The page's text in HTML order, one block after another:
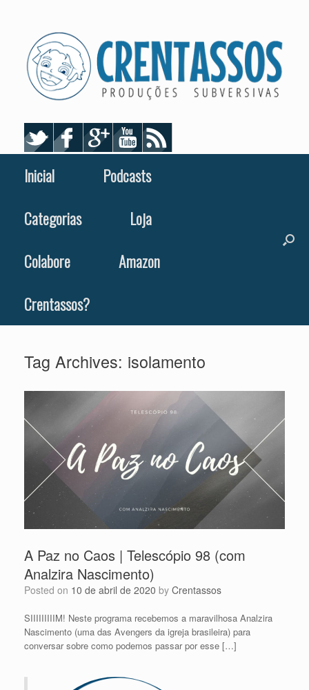
Inicial
Podcasts
Categorias
Loja
Colabore
Amazon
Crentassos?
Tag Archives: isolamento
A Paz no Caos | Telescópio 98 (com
Analzira Nascimento)
Posted on 10 de abril de 2020 by Crentassos
SIIIIIIIIIM! Neste programa recebemos a maravilhosa Analzira
Nascimento (uma das Avengers da igreja brasileira) para
conversar sobre como podemos passar por esse […]